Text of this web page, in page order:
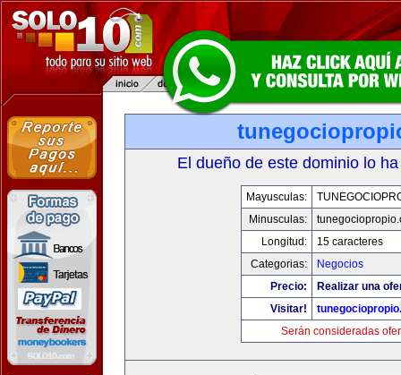
El dueño de este dominio lo
Mayusculas:
Minusculas:
Longitud:
15 caracteres
Categorias:
Negocios
Precio:
Realizar una
Visitar!
Serán consideradas